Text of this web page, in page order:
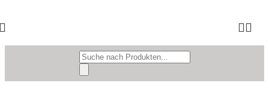
Products
search